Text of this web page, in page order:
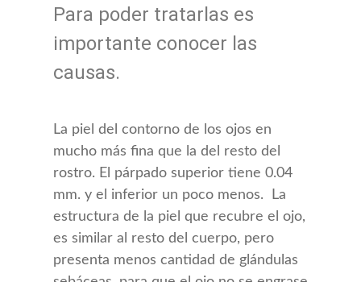
Para poder tratarlas es
importante conocer las
causas.
La piel del contorno de los ojos en
mucho más fina que la del resto del
rostro. El párpado superior tiene 0.04
mm. y el inferior un poco menos. La
estructura de la piel que recubre el ojo,
es similar al resto del cuerpo, pero
presenta menos cantidad de glándulas